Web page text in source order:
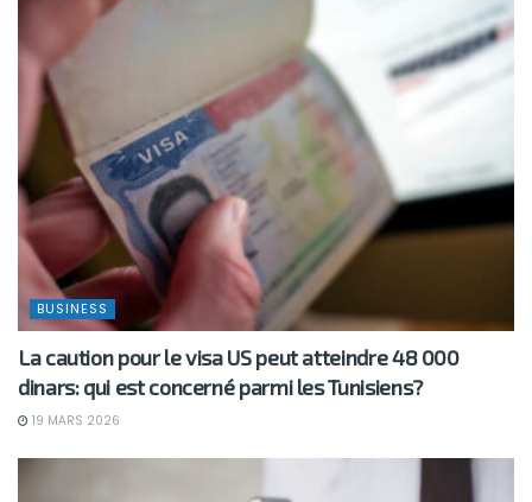
BUSINESS
La caution pour le visa US peut atteindre 48 000
dinars: qui est concerné parmi les Tunisiens?
19 MARS 2026